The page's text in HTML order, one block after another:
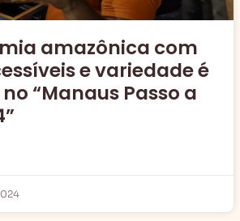
amazônica com
e variedade é
“Manaus Passo a